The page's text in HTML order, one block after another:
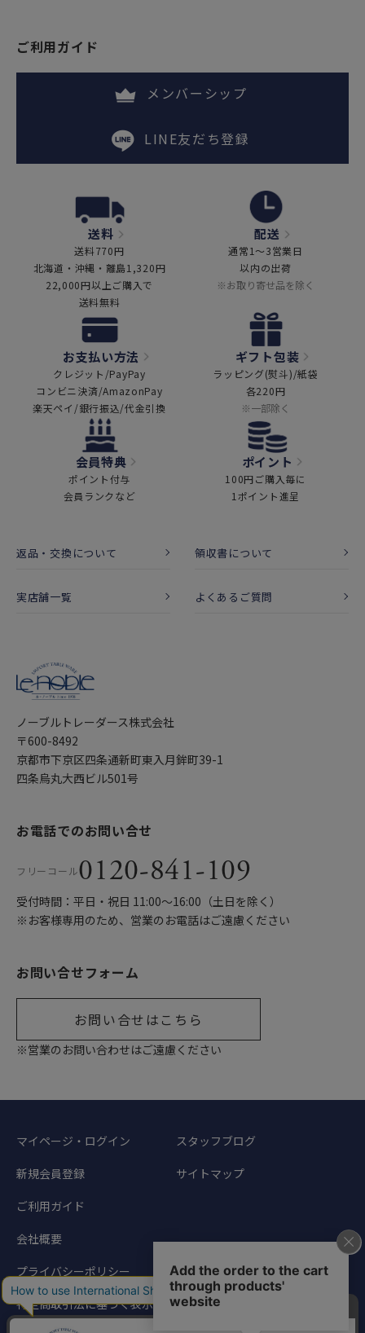
ご利用ガイド
メンバーシップ
LINE友だち登録
送料
送料770円
北海道・沖縄・離島1,320円
22,000円以上ご購入で
送料無料
配送
通常1～3営業日
以内の出荷
※お取り寄せ品を除く
お支払い方法
クレジット/PayPay
コンビニ決済/AmazonPay
楽天ペイ/銀行振込/代金引換
ギフト包装
ラッピング(熨斗)/紙袋
各220円
※一部除く
会員特典
ポイント付与
会員ランクなど
ポイント
100円ご購入毎に
1ポイント進呈
返品・交換について 領収書について
実店舗一覧 よくあるご質問
ノーブルトレーダース株式会社
〒600-8492
京都市下京区四条通新町東入月鉾町39-1
四条烏丸大西ビル501号
お電話でのお問い合せ
フリーコール0120-841-109
受付時間：平日・祝日 11:00〜16:00（土日を除く）
※お客様専用のため、営業のお電話はご遠慮ください
お問い合せフォーム
お問い合せはこちら
※営業のお問い合わせはご遠慮ください
マイページ・ログイン
新規会員登録
ご利用ガイド
会社概要
プライバシーポリシー
特定商取引法に基づく表示
スタッフブログ
サイトマップ